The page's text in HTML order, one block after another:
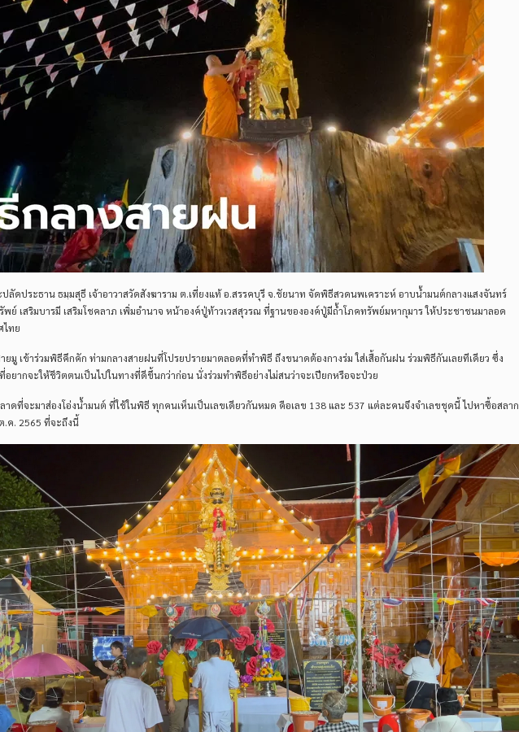
ลัดประธาน ธมฺมสุธี เจ้าอาวาสวัดสังฆาราม ต.เที่ยงแท้ อ.สรรคบุรี จ.ชัยนาท จัดพิธีสวดนพเคราะห์ อาบน้ำมนต์กลางแสงจันทร์
พย์ เสริมบารมี เสริมโชคลาภ เพิ่มอำนาจ หน้าองค์ปู่ท้าวเวสสุวรณ ที่ฐานขององค์ปู่มีถ้ำโภคทรัพย์มหากุมาร ให้ประชาชนมาลอด
ไทย
ยมู เข้าร่วมพิธีคึกคัก ท่ามกลางสายฝนที่โปรยปรายมาตลอดที่ทำพิธี ถึงขนาดต้องกางร่ม ใส่เสื้อกันฝน ร่วมพิธีกันเลยทีเดียว ซึ่ง
ยากจะให้ชีวิตตนเป็นไปในทางที่ดีขึ้นกว่าก่อน นั่งร่วมทำพิธีอย่างไม่สนว่าจะเปียกหรือจะป่วย
าดที่จะมาส่องโอ่งน้ำมนต์ ที่ใช้ในพิธี ทุกคนเห็นเป็นเลขเดียวกันหมด คือเลข 138 และ 537 แต่ละคนจึงจำเลขชุดนี้ ไปหาซื้อสลาก
.ค. 2565 ที่จะถึงนี้